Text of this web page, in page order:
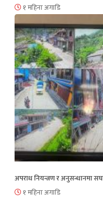
१ महिना अगाडि
अपराध नियन्त्रण र अनुसन्धानमा
१ महिना अगाडि